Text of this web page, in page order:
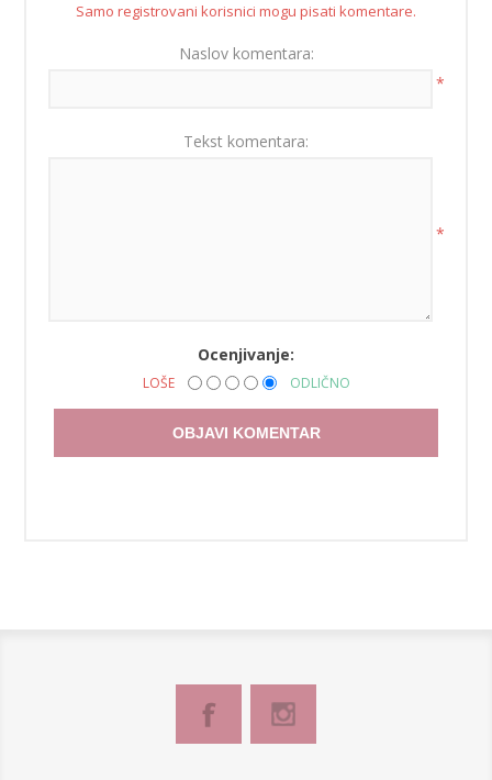
Samo registrovani korisnici mogu pisati komentare.
Naslov komentara:
*
Tekst komentara:
*
Ocenjivanje:
LOŠE ODLIČNO
OBJAVI KOMENTAR